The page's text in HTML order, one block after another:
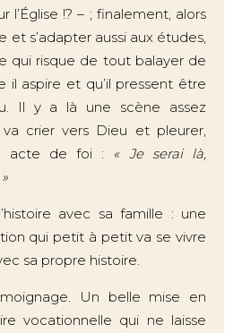
l’Église !? – ; finalement, alors
et s’adapter aussi aux études,
qui risque de tout balayer de
il aspire et qu’il pressent être
Il y a là une scène assez
crier vers Dieu et pleurer,
acte de foi : « Je serai là,
avec sa famille : une
qui petit à petit va se vivre
sa propre histoire.
Un belle mise en
vocationnelle qui ne laisse